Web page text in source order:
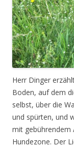
Herr Dinger
Boden, auf dem
selbst, über die
und spürten, und
mit gebührendem
Hundezone. Der